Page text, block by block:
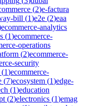
(2)e-factura
bill (1)e2e (2)eaa
ecommerce-analytics
(1)ecommerce-
operations
(2)ecommerce-
security
(1)ecommerce-
(7)ecosystem (1)edge-
(1)education
(2)electronics (1)emag